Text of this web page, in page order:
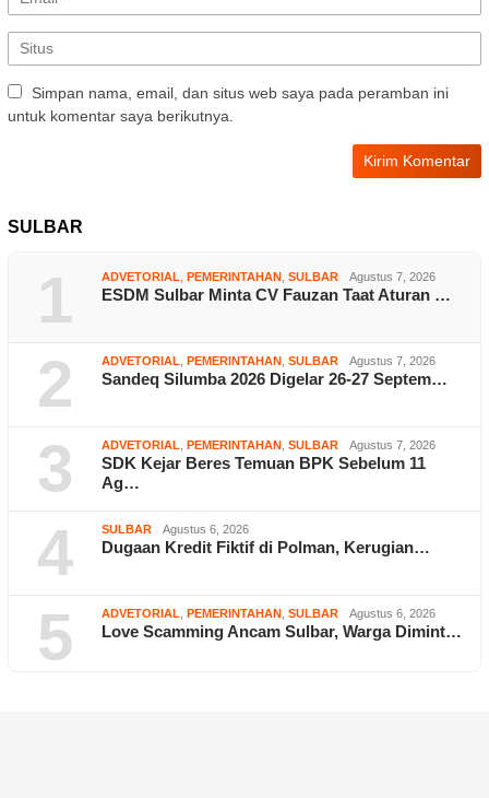
Simpan nama, email, dan situs web saya pada peramban ini
untuk komentar saya berikutnya.
SULBAR
1 ADVETORIAL PEMERINTAHAN SULBAR Agustus 7, 2026
ESDM Sulbar Minta CV Fauzan Taat Aturan …
2 ADVETORIAL PEMERINTAHAN SULBAR Agustus 7, 2026
Sandeq Silumba 2026 Digelar 26-27 Septem…
3 ADVETORIAL PEMERINTAHAN SULBAR Agustus 7, 2026
SDK Kejar Beres Temuan BPK Sebelum 11
Ag…
4 SULBAR Agustus 6, 2026
Dugaan Kredit Fiktif di Polman, Kerugian…
5 ADVETORIAL PEMERINTAHAN SULBAR Agustus 6, 2026
Love Scamming Ancam Sulbar, Warga Dimint…